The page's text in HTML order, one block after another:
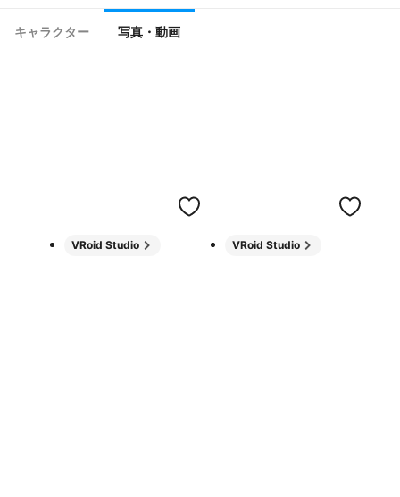
キャラクター 写真・動画
VRoid Studio VRoid Studio